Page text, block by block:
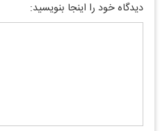
دیدگاه خود را اینجا بنویسید: